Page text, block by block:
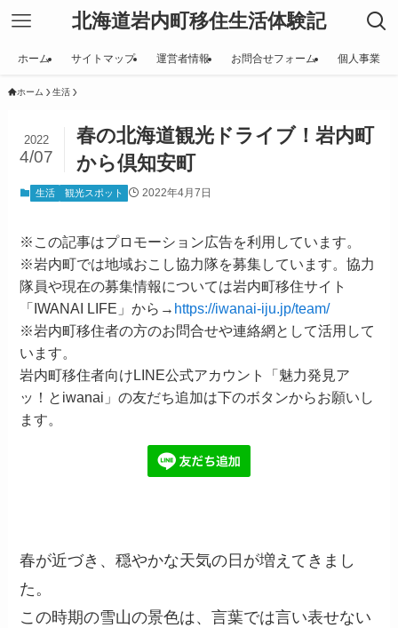
北海道岩内町移住生活体験記
ホーム サイトマップ 運営者情報 お問合せフォーム 個人事業
ホーム 生活
春の北海道観光ドライブ！岩内町
から倶知安町
2022
4/07
生活 観光スポット 2022年4月7日
※この記事はプロモーション広告を利用しています。
※岩内町では地域おこし協力隊を募集しています。協力
隊員や現在の募集情報については岩内町移住サイト
「IWANAI LIFE」から→ https://iwanai-iju.jp/team/
※岩内町移住者の方のお問合せや連絡網として活用して
います。
岩内町移住者向けLINE公式アカウント「魅力発見ア
ッ！とiwanai」の友だち追加は下のボタンからお願いし
ます。
春が近づき、穏やかな天気の日が増えてきまし
た。
この時期の雪山の景色は、言葉では言い表せない